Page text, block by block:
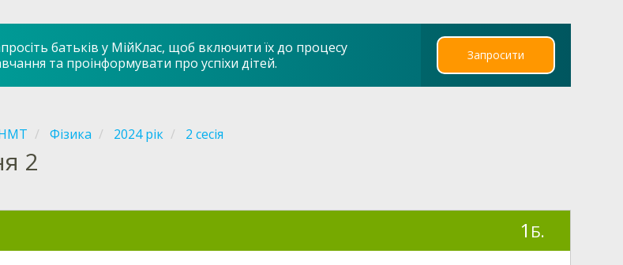
батьків у МійКлас, щоб включити їх до процесу
та проінформувати про успіхи дітей.
Запросити
Фізика 2024 рік 2 сесія
2
1 Б.